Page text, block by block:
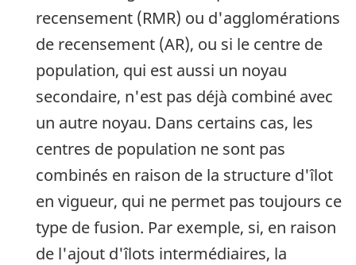
recensement (RMR) ou d'agglomérations
de recensement (AR), ou si le centre de
population, qui est aussi un noyau
secondaire, n'est pas déjà combiné avec
un autre noyau. Dans certains cas, les
centres de population ne sont pas
combinés en raison de la structure d'îlot
en vigueur, qui ne permet pas toujours ce
type de fusion. Par exemple, si, en raison
de l'ajout d'îlots intermédiaires, la